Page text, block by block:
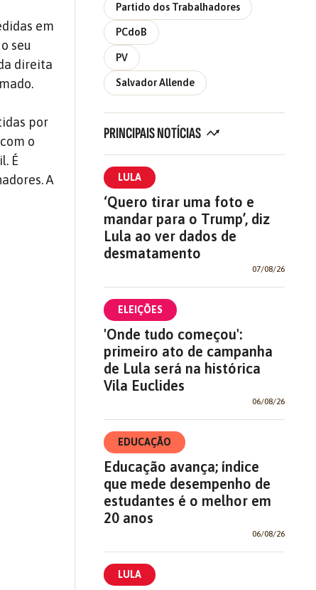
em
seu
direita
por
o
É
A
Partido dos Trabalhadores
PCdoB
PV
Salvador Allende
PRINCIPAIS NOTÍCIAS
LULA
‘Quero tirar uma foto e
mandar para o Trump’, diz
Lula ao ver dados de
desmatamento
07/08/26
ELEIÇÕES
'Onde tudo começou':
primeiro ato de campanha
de Lula será na histórica
Vila Euclides
06/08/26
EDUCAÇÃO
Educação avança; índice
que mede desempenho de
estudantes é o melhor em
20 anos
06/08/26
LULA